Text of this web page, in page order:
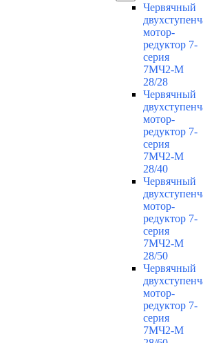
Червячный
мотор-
редуктор 7-
серия
7МЧ2-М
28/28
Червячный
мотор-
редуктор 7-
серия
7МЧ2-М
28/40
Червячный
мотор-
редуктор 7-
серия
7МЧ2-М
28/50
Червячный
мотор-
редуктор 7-
серия
7МЧ2-М